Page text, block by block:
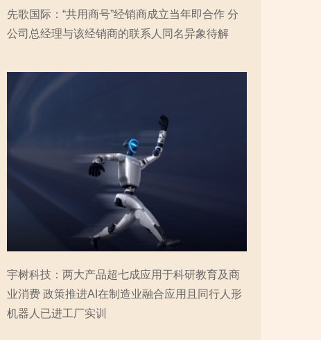
先歌国际：“共用商号”经销商成立当年即合作 分
公司总经理与该经销商的联系人同名异象待解
宇树科技：两大产品超七成应用于科研教育及商
业消费 政策推进AI在制造业融合应用且同行人形
机器人已进工厂实训